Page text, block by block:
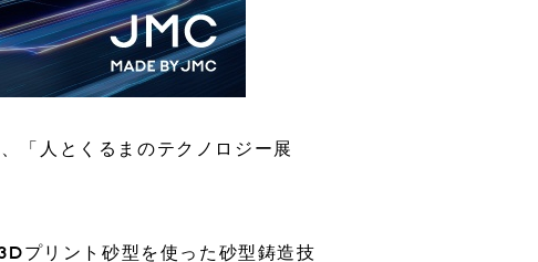
「人とくるまのテクノロジー展
プリント砂型を使った砂型鋳造技